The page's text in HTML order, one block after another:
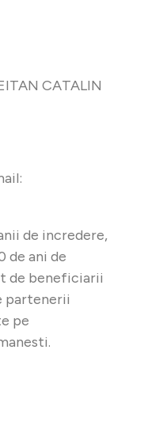
CATALIN
de incredere,
de ani de
de beneficiarii
partenerii
pe